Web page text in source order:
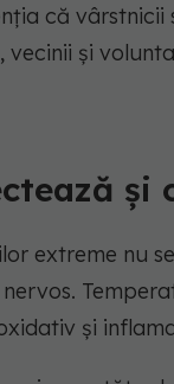
că
vecinii și
și
extreme nu
nervos.
și